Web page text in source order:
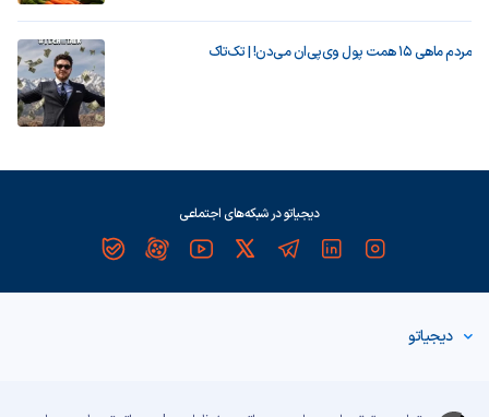
مردم ماهی ۱۵ همت پول وی‌پی‌ان می‌دن! | تک‌تاک
دیجیاتو در شبکه‌های اجتماعی
دیجیاتو